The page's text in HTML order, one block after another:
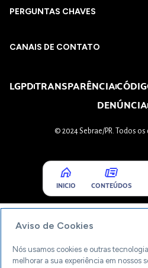
PERGUNTAS CHAVES​
CANAIS DE CONTATO
LGPDTRANSPARÊNCIA
DENÚNCIA
© 2024 Sebrae/PR. Todos
INICIO CONTEÚDOS
Aviso de Cookies
Nós usamos cookies e outras
melhorar a sua experiência em nossos